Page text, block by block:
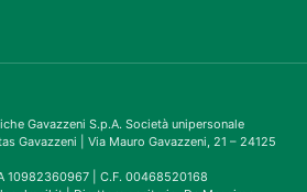
Gavazzeni S.p.A. Società unipersonale
Gavazzeni | Via Mauro Gavazzeni, 21 – 24125
10982360967 | C.F. 00468520168